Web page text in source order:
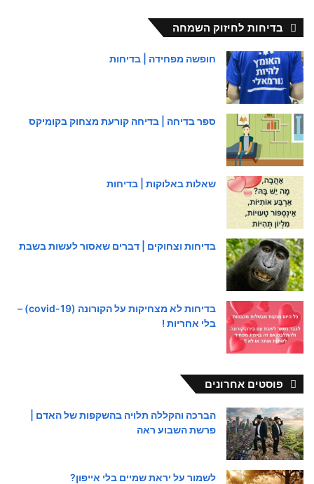
בדיחות לחיזוק השמחה
חופשה מפחידה | בדיחות
ספר בדיחה | בדיחה קורעת מצחוק בקומיקס
שאלות באלוקות | בדיחות
בדיחות וצחוקים | דברים שאסור לעשות בשבת
בדיחות לא מצחיקות על הקורונה (covid-19) –
בלי אחריות !
פוסטים אחרונים
הברכה והקללה תלויה בהשקפות של האדם |
פרשת השבוע ראה
לשמור על יראת שמיים בלי אייפון?